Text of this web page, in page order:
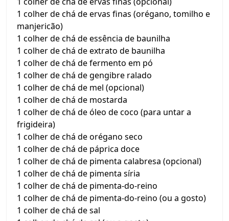
1 colher de chá de ervas finas (orégano, tomilho e
manjericão)
1 colher de chá de essência de baunilha
1 colher de chá de extrato de baunilha
1 colher de chá de fermento em pó
1 colher de chá de gengibre ralado
1 colher de chá de mel (opcional)
1 colher de chá de mostarda
1 colher de chá de óleo de coco (para untar a
frigideira)
1 colher de chá de orégano seco
1 colher de chá de páprica doce
1 colher de chá de pimenta calabresa (opcional)
1 colher de chá de pimenta síria
1 colher de chá de pimenta-do-reino
1 colher de chá de pimenta-do-reino (ou a gosto)
1 colher de chá de sal